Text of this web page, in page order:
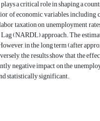
a critical role in shaping a
of economic variables,
taxation on unemployment
(NARDL) approach. The
in the long term (after
the results show that the
negative impact on the
statistically significant.